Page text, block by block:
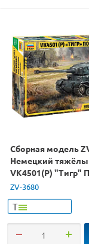
Сборная модель
Немецкий
VK4501(P) "Тигр"
ZV-3680
Т